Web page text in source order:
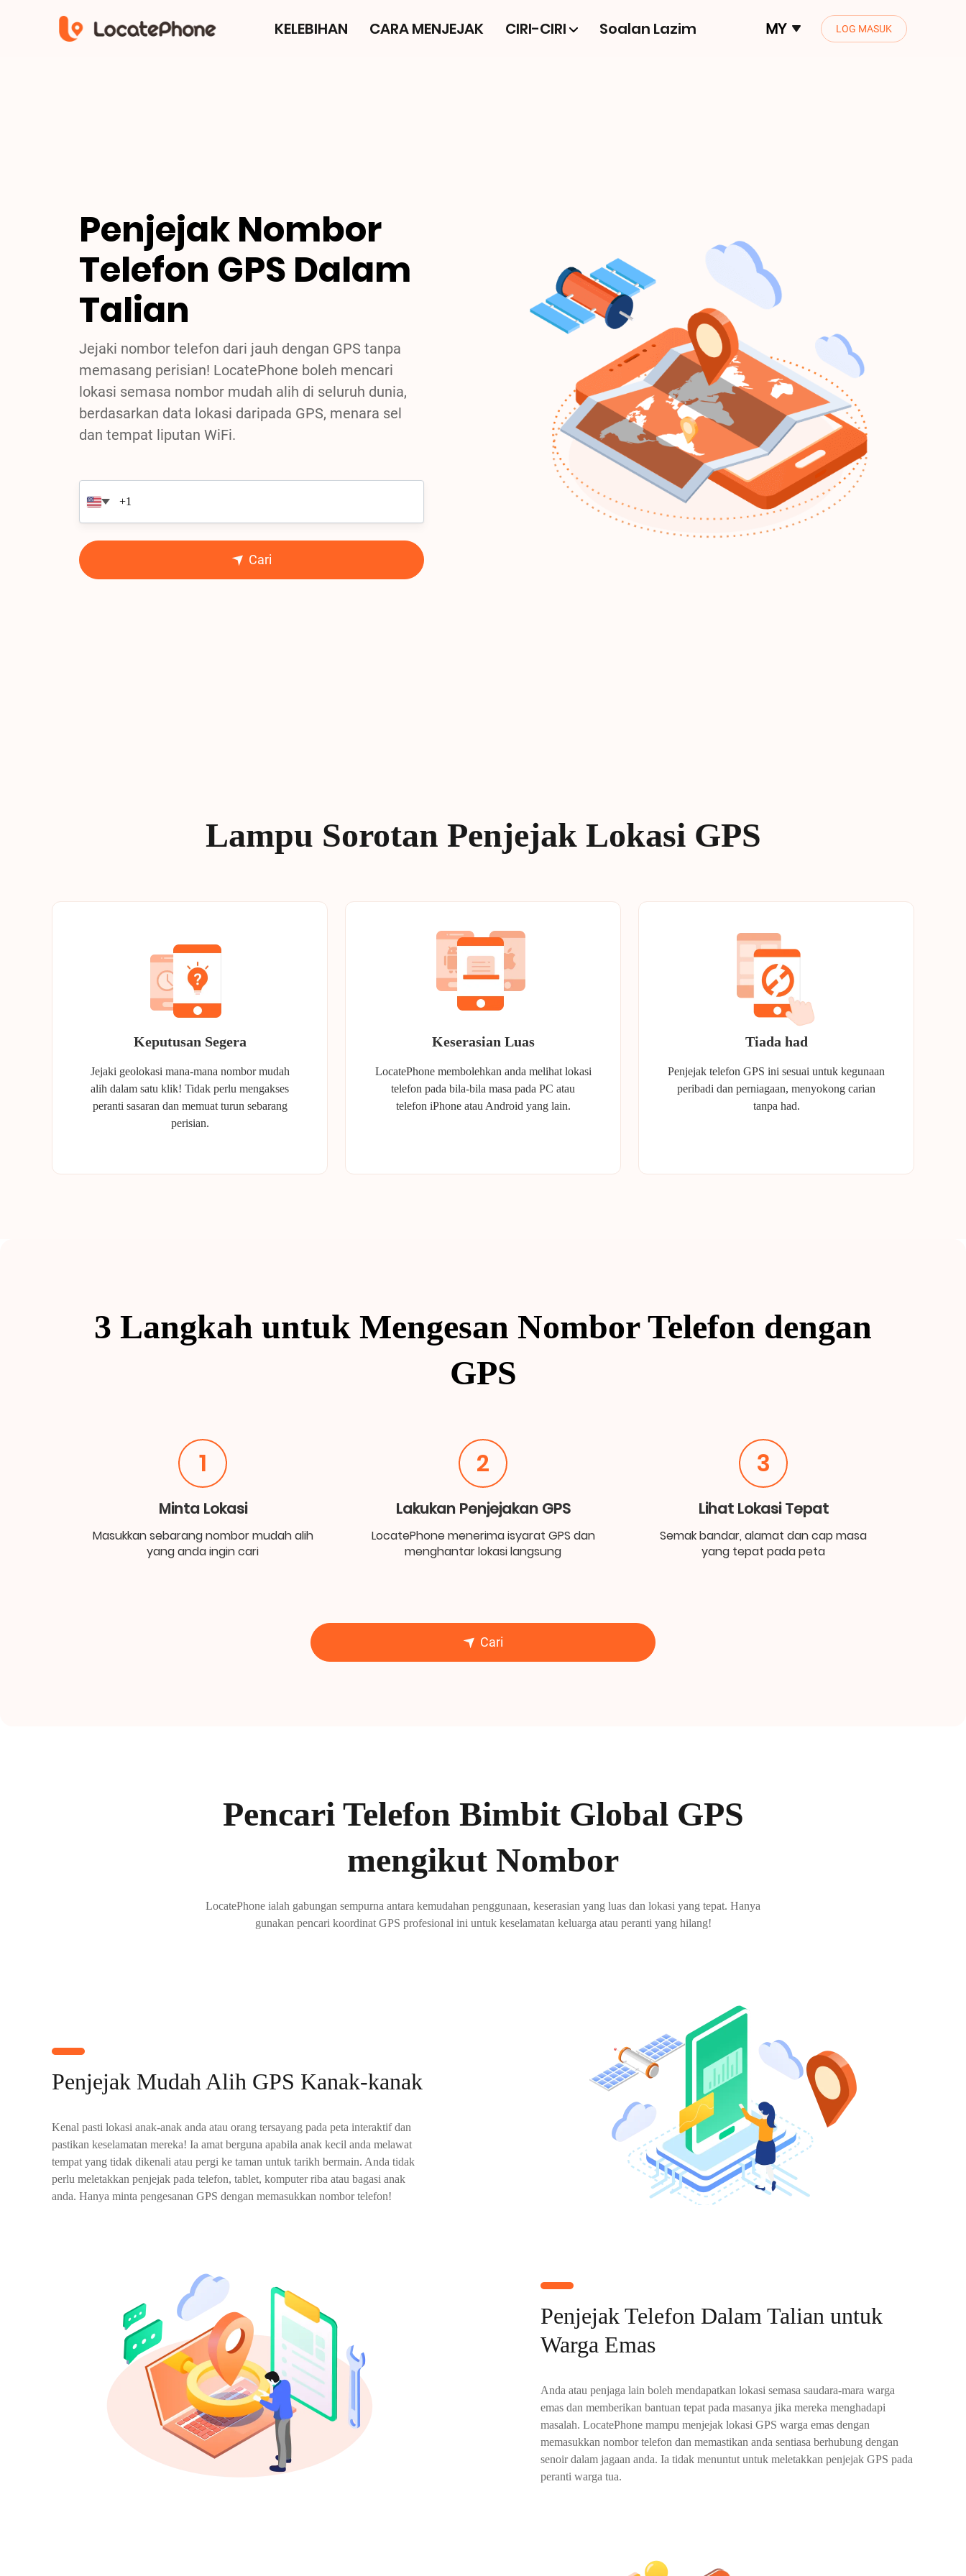
MY LOG MASUK
KELEBIHAN CARA MENJEJAK CIRI-CIRI Soalan Lazim
Penjejak Nombor
Telefon GPS Dalam
Talian
Jejaki nombor telefon dari jauh dengan GPS tanpa
memasang perisian! LocatePhone boleh mencari
lokasi semasa nombor mudah alih di seluruh dunia,
berdasarkan data lokasi daripada GPS, menara sel
dan tempat liputan WiFi.
Cari
Lampu Sorotan Penjejak Lokasi GPS
Keputusan Segera
Jejaki geolokasi mana-mana nombor mudah
alih dalam satu klik! Tidak perlu mengakses
peranti sasaran dan memuat turun sebarang
perisian.
Keserasian Luas
LocatePhone membolehkan anda melihat lokasi
telefon pada bila-bila masa pada PC atau
telefon iPhone atau Android yang lain.
Tiada had
Penjejak telefon GPS ini sesuai untuk kegunaan
peribadi dan perniagaan, menyokong carian
tanpa had.
3 Langkah untuk Mengesan Nombor Telefon dengan
GPS
1
Minta Lokasi
Masukkan sebarang nombor mudah alih
yang anda ingin cari
2
Lakukan Penjejakan GPS
LocatePhone menerima isyarat GPS dan
menghantar lokasi langsung
3
Lihat Lokasi Tepat
Semak bandar, alamat dan cap masa
yang tepat pada peta
Cari
Pencari Telefon Bimbit Global GPS
mengikut Nombor
LocatePhone ialah gabungan sempurna antara kemudahan penggunaan, keserasian yang luas dan lokasi yang tepat. Hanya
gunakan pencari koordinat GPS profesional ini untuk keselamatan keluarga atau peranti yang hilang!
Penjejak Mudah Alih GPS Kanak-kanak
Kenal pasti lokasi anak-anak anda atau orang tersayang pada peta interaktif dan
pastikan keselamatan mereka! Ia amat berguna apabila anak kecil anda melawat
tempat yang tidak dikenali atau pergi ke taman untuk tarikh bermain. Anda tidak
perlu meletakkan penjejak pada telefon, tablet, komputer riba atau bagasi anak
anda. Hanya minta pengesanan GPS dengan memasukkan nombor telefon!
Penjejak Telefon Dalam Talian untuk
Warga Emas
Anda atau penjaga lain boleh mendapatkan lokasi semasa saudara-mara warga
emas dan memberikan bantuan tepat pada masanya jika mereka menghadapi
masalah. LocatePhone mampu menjejak lokasi GPS warga emas dengan
memasukkan nombor telefon dan memastikan anda sentiasa berhubung dengan
senoir dalam jagaan anda. Ia tidak menuntut untuk meletakkan penjejak GPS pada
peranti warga tua.